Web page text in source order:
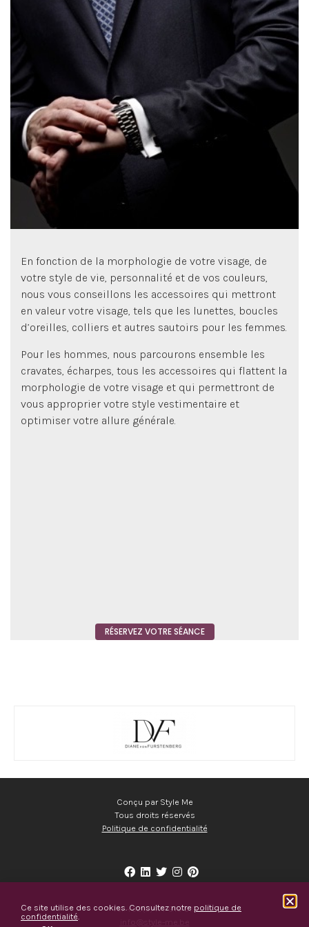
En fonction de la morphologie de votre visage, de
votre style de vie, personnalité et de vos couleurs,
nous vous conseillons les accessoires qui mettront
en valeur votre visage, tels que les lunettes, boucles
d’oreilles, colliers et autres sautoirs pour les femmes.
Pour les hommes, nous parcourons ensemble les
cravates, écharpes, tous les accessoires qui flattent la
morphologie de votre visage et qui permettront de
vous approprier votre style vestimentaire et
optimiser votre allure générale.
RÉSERVEZ VOTRE SÉANCE
Conçu par Style Me
Tous droits réservés
Politique de confidentialité
Tel.+32(0)477 919 319
Ce site utilise des cookies. Consultez notre politique de
confidentialité.
*Un mail de confirmation vous sera envoyé, ainsi que le
questionnaire à compléter